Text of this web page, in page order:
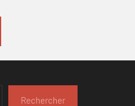
Rechercher